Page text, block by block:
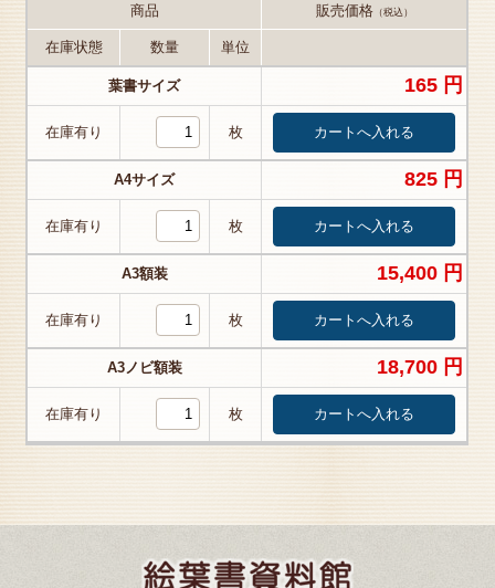
商品 販売価格（税込）
在庫状態 数量 単位
葉書サイズ 165 円
在庫有り 枚
A4サイズ 825 円
在庫有り 枚
A3額装 15,400 円
在庫有り 枚
A3ノビ額装 18,700 円
在庫有り 枚